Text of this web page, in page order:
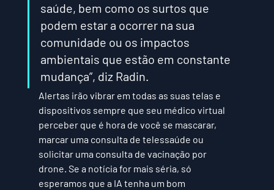
saúde, bem como os surtos que
podem estar a ocorrer na sua
comunidade ou os impactos
ambientais que estão em constante
mudança”, diz Radin.
Alertas irão vibrar em todas as suas telas e
dispositivos sempre que seu médico virtual
perceber que é hora de você se mascarar,
marcar uma consulta de telessaúde ou
solicitar uma consulta de vacinação por
drone. Se a notícia for mais séria, só
esperamos que a IA tenha um bom